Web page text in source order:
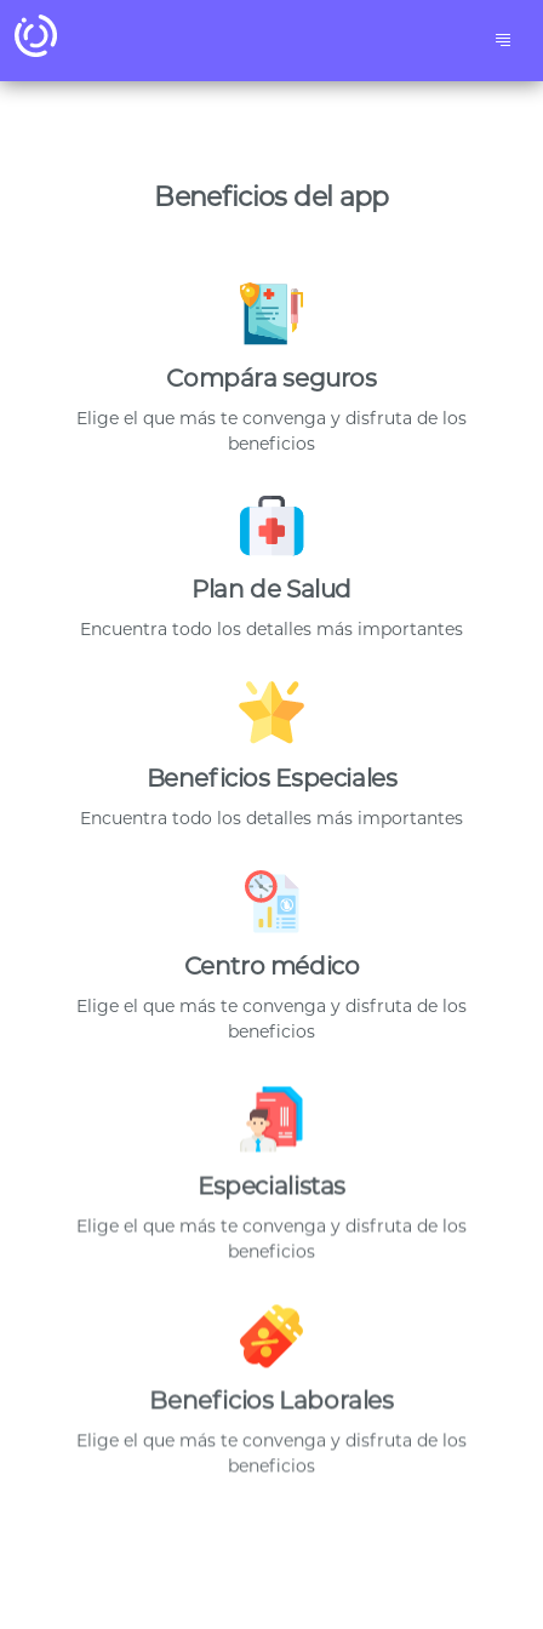
Beneficios del app
Compára seguros
Elige el que más te convenga y disfruta de los
beneficios
Plan de Salud
Encuentra todo los detalles más importantes
Beneficios Especiales
Encuentra todo los detalles más importantes
Centro médico
Elige el que más te convenga y disfruta de los
beneficios
Especialistas
Elige el que más te convenga y disfruta de los
beneficios
Beneficios Laborales
Elige el que más te convenga y disfruta de los
beneficios